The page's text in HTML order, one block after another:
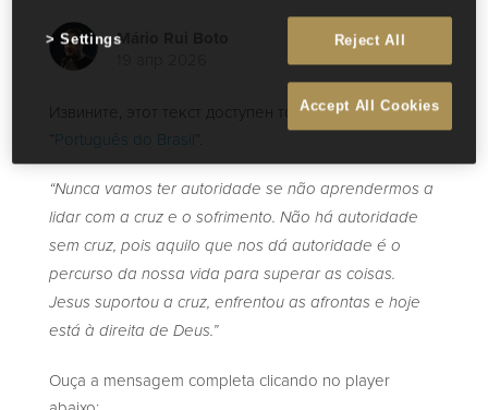
Mário Rui Boto
Извините, этот текст доступен только на “English” и
“Português do Brasil”.
“Nunca vamos ter autoridade se não aprendermos a
lidar com a cruz e o sofrimento. Não há autoridade
sem cruz, pois aquilo que nos dá autoridade é o
percurso da nossa vida para superar as coisas.
Jesus suportou a cruz, enfrentou as afrontas e hoje
está à direita de Deus.”
Ouça a mensagem completa clicando no player
Reject All
Accept All Cookies
Settings